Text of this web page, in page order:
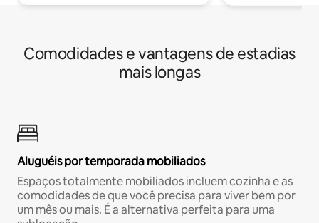
Comodidades e vantagens de estadias
mais longas
Aluguéis por temporada mobiliados
Espaços totalmente mobiliados incluem cozinha e as
comodidades de que você precisa para viver bem por
um mês ou mais. É a alternativa perfeita para uma